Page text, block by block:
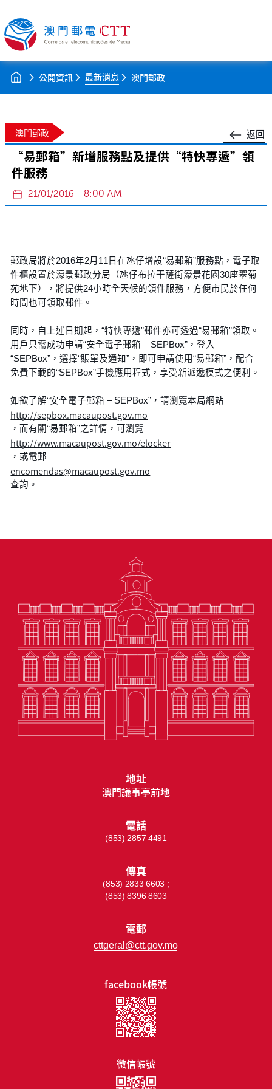
公開資訊 最新消息 澳門郵政
返回
澳門郵政
“易郵箱”新增服務點及提供“特快專遞”領
件服務
21/01/2016 8:00 AM
郵政局將於2016年2月11日在氹仔增設“易郵箱”服務點，電子取
件櫃設置於濠景郵政分局（氹仔布拉干薩街濠景花園30座翠菊
苑地下），將提供24小時全天候的領件服務，方便市民於任何
時間也可領取郵件。
同時，自上述日期起，“特快專遞”郵件亦可透過“易郵箱”領取。
用戶只需成功申請“安全電子郵箱 – SEPBox”，登入
“SEPBox”，選擇“賬單及通知”，即可申請使用“易郵箱”，配合
免費下載的“SEPBox”手機應用程式，享受新派遞模式之便利。
如欲了解“安全電子郵箱 – SEPBox”，請瀏覽本局網站
http://sepbox.macaupost.gov.mo
，而有關“易郵箱”之詳情，可瀏覽
http://www.macaupost.gov.mo/elocker
，或電郵
encomendas@macaupost.gov.mo
查詢。
facebook帳號
微信帳號
地址
澳門議事亭前地
電話
(853) 2857 4491
傳真
(853) 2833 6603 ;
(853) 8396 8603
電郵
cttgeral@ctt.gov.mo